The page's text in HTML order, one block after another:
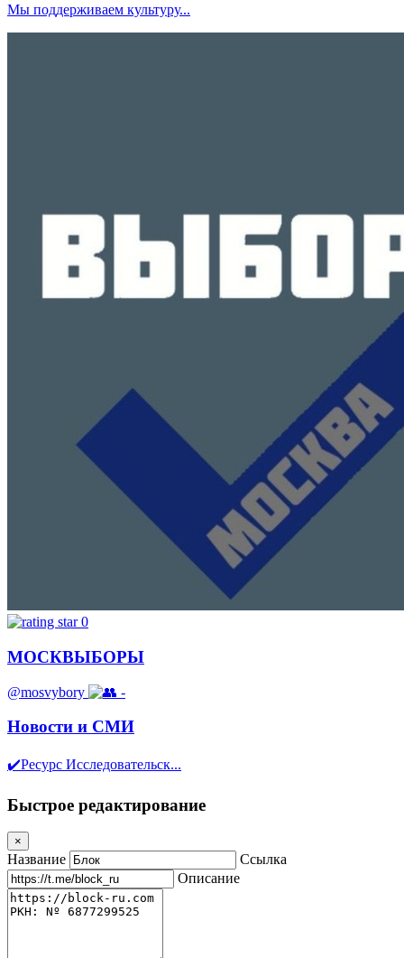
Мы поддерживаем культуру...
0
МОСКВЫБОРЫ
@mosvybory -
Новости и СМИ
✔️Ресурс Исследовательск...
Быстрое редактирование
×
Название
Ссылка
Описание